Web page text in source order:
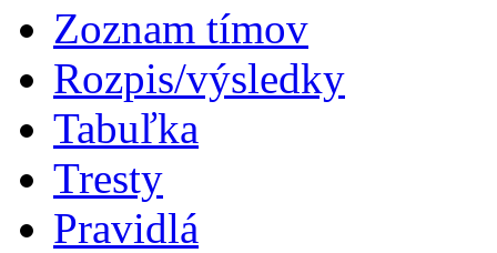
Zoznam tímov
Rozpis/výsledky
Tabuľka
Tresty
Pravidlá